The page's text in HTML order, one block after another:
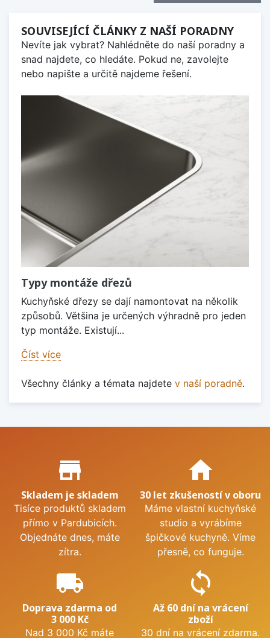
SOUVISEJÍCÍ ČLÁNKY Z NAŠÍ PORADNY
Nevíte jak vybrat? Nahlédněte do naší poradny a
snad najdete, co hledáte. Pokud ne, zavolejte
nebo napište a určitě najdeme řešení.
Typy montáže dřezů
Kuchyňské dřezy se dají namontovat na několik
způsobů. Většina je určených výhradně pro jeden
typ montáže. Existují...
Číst více
Všechny články a témata najdete v naší poradně.
Proč nakupovat u nás?
store_mall_directory
Skladem je skladem
Tisíce produktů skladem
přímo v Pardubicích.
Objednáte dnes, máte
zítra.
home
30 let zkušeností v oboru
Máme vlastní kuchyňské
studio a vyrábíme
špičkové kuchyně. Víme
přesně, co funguje.
local_shipping
Doprava zdarma od
3 000 Kč
Nad 3 000 Kč máte
sync
Až 60 dní na vrácení
zboží
30 dní na vrácení zdarma.